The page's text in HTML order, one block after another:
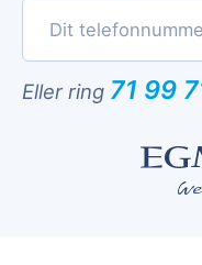
Eller ring 71 99